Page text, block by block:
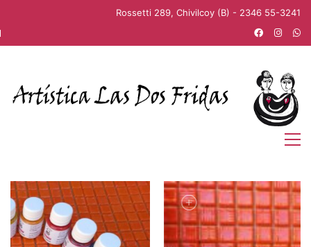
Rossetti 289, Chivilcoy (B) - 2346 55-3241